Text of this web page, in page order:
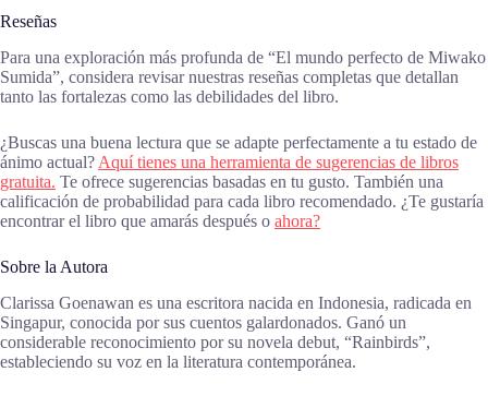
Reseñas
Para una exploración más profunda de “El mundo perfecto de Miwako
Sumida”, considera revisar nuestras reseñas completas que detallan
tanto las fortalezas como las debilidades del libro.
¿Buscas una buena lectura que se adapte perfectamente a tu estado de
ánimo actual? Aquí tienes una herramienta de sugerencias de libros
gratuita. Te ofrece sugerencias basadas en tu gusto. También una
calificación de probabilidad para cada libro recomendado. ¿Te gustaría
encontrar el libro que amarás después o ahora?
Sobre la Autora
Clarissa Goenawan es una escritora nacida en Indonesia, radicada en
Singapur, conocida por sus cuentos galardonados. Ganó un
considerable reconocimiento por su novela debut, “Rainbirds”,
estableciendo su voz en la literatura contemporánea.